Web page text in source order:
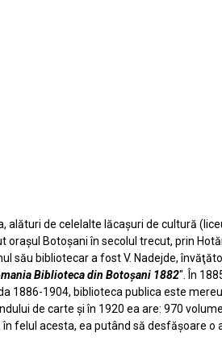
de celelalte lăcaşuri de cultură
Botoşani în secolul trecut, prin
său bibliotecar a fost V. Nadejde,
Biblioteca din Botoşani 1882". În
1904, biblioteca publica este
de carte şi în 1920 ea are: 970
felul acesta, ea putând să desfăşoare